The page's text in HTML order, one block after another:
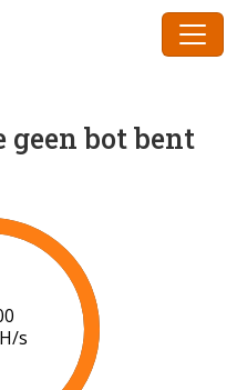
geen bot bent
s